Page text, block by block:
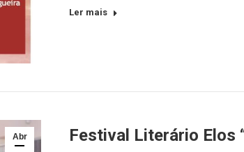
Ler mais
Abr
Festival Literário Elos